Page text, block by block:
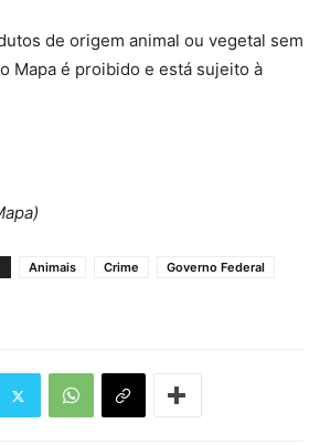
de origem animal ou vegetal sem
Mapa é proibido e está sujeito à
Animais Crime
Governo Federal